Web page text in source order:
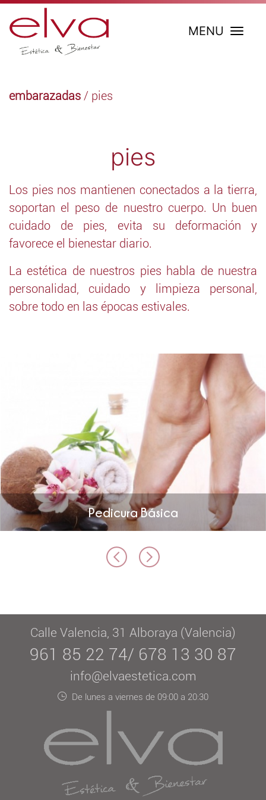
MENU
embarazadas / pies
pies
Los pies nos mantienen conectados a la tierra,
soportan el peso de nuestro cuerpo. Un buen
cuidado de pies, evita su deformación y
favorece el bienestar diario.
La estética de nuestros pies habla de nuestra
personalidad, cuidado y limpieza personal,
sobre todo en las épocas estivales.
Pedicura Básica
Calle Valencia, 31 Alboraya (Valencia)
961 85 22 74/ 678 13 30 87
info@elvaestetica.com
De lunes a viernes de 09:00 a 20:30